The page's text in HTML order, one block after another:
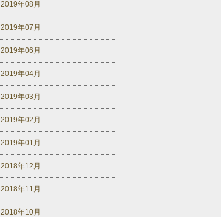
2019年08月
2019年07月
2019年06月
2019年04月
2019年03月
2019年02月
2019年01月
2018年12月
2018年11月
2018年10月